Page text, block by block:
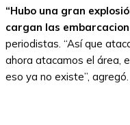
“Hubo una gran
cargan las
periodistas. “Así que
ahora atacamos el área,
eso ya no existe”, agregó.